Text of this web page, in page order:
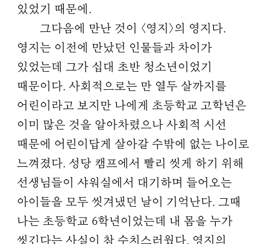
있었기 때문에.
그다음에 만난 것이 〈영지〉의 영지다.
영지는 이전에 만났던 인물들과 차이가
있었는데 그가 십대 초반 청소년이었기
때문이다. 사회적으로는 만 열두 살까지를
어린이라고 보지만 나에게 초등학교 고학년은
이미 많은 것을 알아차렸으나 사회적 시선
때문에 어린이답게 살아갈 수밖에 없는 나이로
느껴졌다. 성당 캠프에서 빨리 씻게 하기 위해
선생님들이 샤워실에서 대기하며 들어오는
아이들을 모두 씻겨냈던 날이 기억난다. 그때
나는 초등학교 6학년이었는데 내 몸을 누가